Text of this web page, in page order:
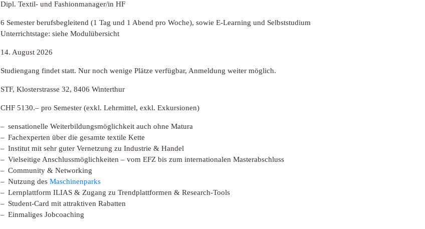
Dipl. Textil- und Fashionmanager/in HF
6 Semester berufsbegleitend (1 Tag und 1 Abend pro Woche), sowie E-Learning und Selbststudium
Unterrichtstage: siehe Modulübersicht
14. August 2026
Studiengang findet statt. Nur noch wenige Plätze verfügbar, Anmeldung weiter möglich.
STF, Klosterstrasse 32, 8406 Winterthur
CHF 5130.– pro Semester (exkl. Lehrmittel, exkl. Exkursionen)
sensationelle Weiterbildungsmöglichkeit auch ohne Matura
Fachexperten über die gesamte textile Kette
Institut mit sehr guter Vernetzung zu Industrie & Handel
Vielseitige Anschlussmöglichkeiten – vom EFZ bis zum internationalen Masterabschluss
Community & Networking
Nutzung des Maschinenparks
Lernplattform ILIAS & Zugang zu Trendplattformen & Research-Tools
Student-Card mit attraktiven Rabatten
Einmaliges Jobcoaching